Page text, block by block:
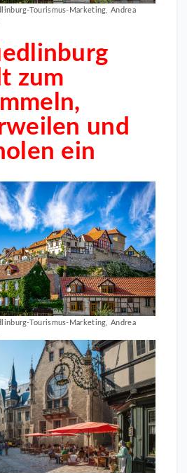
Tourismus-Marketing, Andrea
zum
und
ein
Tourismus-Marketing, Andrea